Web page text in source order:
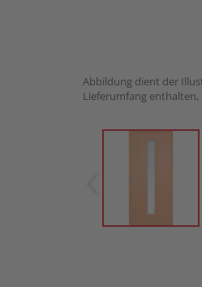
Abbildung dient der
Lieferumfang